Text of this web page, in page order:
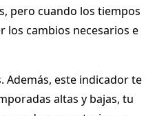
pero cuando los tiempos
los cambios necesarios e
Además, este indicador te
altas y bajas, tu